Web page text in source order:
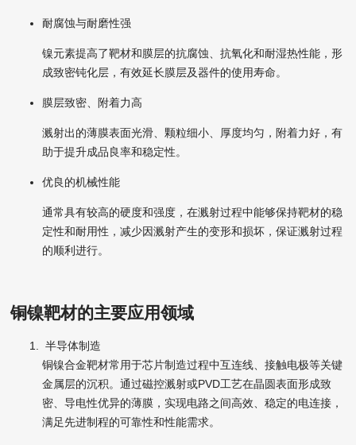
耐腐蚀与耐磨性强
镍元素提高了靶材和膜层的抗腐蚀、抗氧化和耐湿热性能，形
成致密钝化层，有效延长膜层及器件的使用寿命。
膜层致密、附着力高
溅射出的薄膜表面光滑、颗粒细小、厚度均匀，附着力好，有
助于提升成品良率和稳定性。
优良的机械性能
通常具有较高的硬度和强度，在溅射过程中能够保持靶材的稳
定性和耐用性，减少因溅射产生的变形和损坏，保证溅射过程
的顺利进行。
铜镍靶材的主要应用领域
半导体制造
铜镍合金靶材常用于芯片制造过程中互连线、接触电极等关键
金属层的沉积。通过磁控溅射或PVD工艺在晶圆表面形成致
密、导电性优异的薄膜，实现电路之间高效、稳定的电连接，
满足先进制程的可靠性和性能需求。